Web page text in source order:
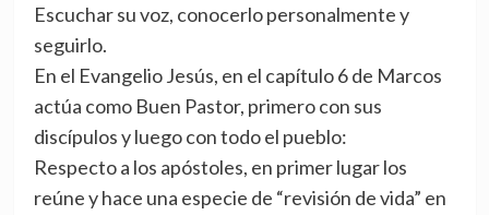
Escuchar su voz, conocerlo personalmente y
seguirlo.
En el Evangelio Jesús, en el capítulo 6 de Marcos
actúa como Buen Pastor, primero con sus
discípulos y luego con todo el pueblo:
Respecto a los apóstoles, en primer lugar los
reúne y hace una especie de “revisión de vida” en